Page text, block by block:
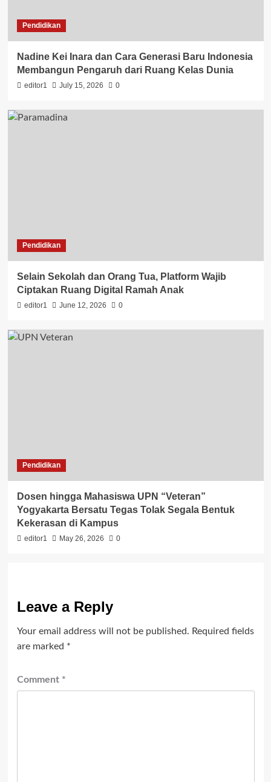
Pendidikan
Nadine Kei Inara dan Cara Generasi Baru Indonesia
Membangun Pengaruh dari Ruang Kelas Dunia
editor1 July 15, 2026 0
Pendidikan
Selain Sekolah dan Orang Tua, Platform Wajib
Ciptakan Ruang Digital Ramah Anak
editor1 June 12, 2026 0
Pendidikan
Dosen hingga Mahasiswa UPN “Veteran”
Yogyakarta Bersatu Tegas Tolak Segala Bentuk
Kekerasan di Kampus
editor1 May 26, 2026 0
Leave a Reply
Your email address will not be published. Required fields
are marked *
Comment *